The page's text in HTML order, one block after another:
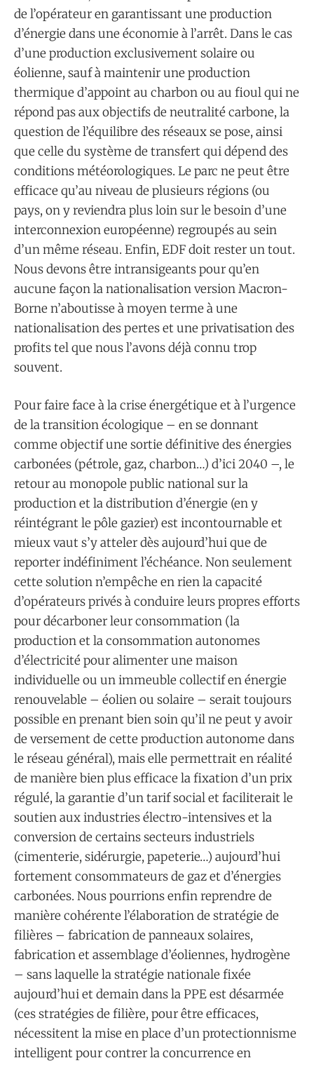
de l’opérateur en garantissant une production
d’énergie dans une économie à l’arrêt. Dans le cas
d’une production exclusivement solaire ou
éolienne, sauf à maintenir une production
thermique d’appoint au charbon ou au fioul qui ne
répond pas aux objectifs de neutralité carbone, la
question de l’équilibre des réseaux se pose, ainsi
que celle du système de transfert qui dépend des
conditions météorologiques. Le parc ne peut être
efficace qu’au niveau de plusieurs régions (ou
pays, on y reviendra plus loin sur le besoin d’une
interconnexion européenne) regroupés au sein
d’un même réseau. Enfin, EDF doit rester un tout.
Nous devons être intransigeants pour qu’en
aucune façon la nationalisation version Macron-
Borne n’aboutisse à moyen terme à une
nationalisation des pertes et une privatisation des
profits tel que nous l’avons déjà connu trop
souvent.
Pour faire face à la crise énergétique et à l’urgence
de la transition écologique – en se donnant
comme objectif une sortie définitive des énergies
carbonées (pétrole, gaz, charbon…) d’ici 2040 –, le
retour au monopole public national sur la
production et la distribution d’énergie (en y
réintégrant le pôle gazier) est incontournable et
mieux vaut s’y atteler dès aujourd’hui que de
reporter indéfiniment l’échéance. Non seulement
cette solution n’empêche en rien la capacité
d’opérateurs privés à conduire leurs propres efforts
pour décarboner leur consommation (la
production et la consommation autonomes
d’électricité pour alimenter une maison
individuelle ou un immeuble collectif en énergie
renouvelable – éolien ou solaire – serait toujours
possible en prenant bien soin qu’il ne peut y avoir
de versement de cette production autonome dans
le réseau général), mais elle permettrait en réalité
de manière bien plus efficace la fixation d’un prix
régulé, la garantie d’un tarif social et faciliterait le
soutien aux industries électro-intensives et la
conversion de certains secteurs industriels
(cimenterie, sidérurgie, papeterie…) aujourd’hui
fortement consommateurs de gaz et d’énergies
carbonées. Nous pourrions enfin reprendre de
manière cohérente l’élaboration de stratégie de
filières – fabrication de panneaux solaires,
fabrication et assemblage d’éoliennes, hydrogène
– sans laquelle la stratégie nationale fixée
aujourd’hui et demain dans la PPE est désarmée
(ces stratégies de filière, pour être efficaces,
nécessitent la mise en place d’un protectionnisme
intelligent pour contrer la concurrence en